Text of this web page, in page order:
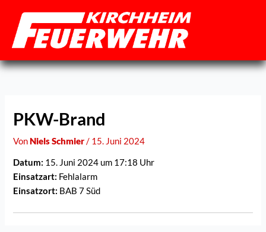
Inhalt
springen
PKW-Brand
VonNiels Schmier/ 15. Juni 2024
Datum: 15. Juni 2024 um 17:18 Uhr
Einsatzart: Fehlalarm
Einsatzort: BAB 7 Süd